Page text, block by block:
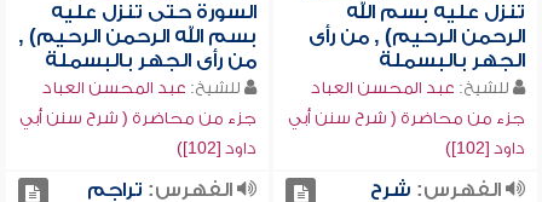
تنزل عليه بسم الله
الرحمن الرحيم) , من رأى
الجهر بالبسملة
للشيخ: عبد المحسن العباد
جزء من محاضرة ( شرح سنن أبي
داود [102])
السورة حتى تنزل عليه
بسم الله الرحمن الرحيم) ,
من رأى الجهر بالبسملة
للشيخ: عبد المحسن العباد
جزء من محاضرة ( شرح سنن أبي
داود [102])
الفهرس: شرح
الفهرس: تراجم